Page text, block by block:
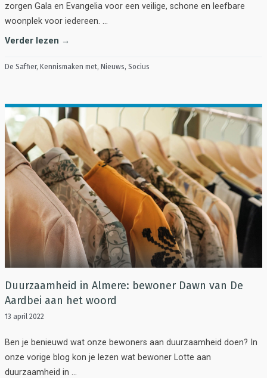
zorgen Gala en Evangelia voor een veilige, schone en leefbare
woonplek voor iedereen. …
Verder lezen →
De Saffier, Kennismaken met, Nieuws, Socius
Duurzaamheid in Almere: bewoner Dawn van De
Aardbei aan het woord
13 april 2022
Ben je benieuwd wat onze bewoners aan duurzaamheid doen? In
onze vorige blog kon je lezen wat bewoner Lotte aan
duurzaamheid in …